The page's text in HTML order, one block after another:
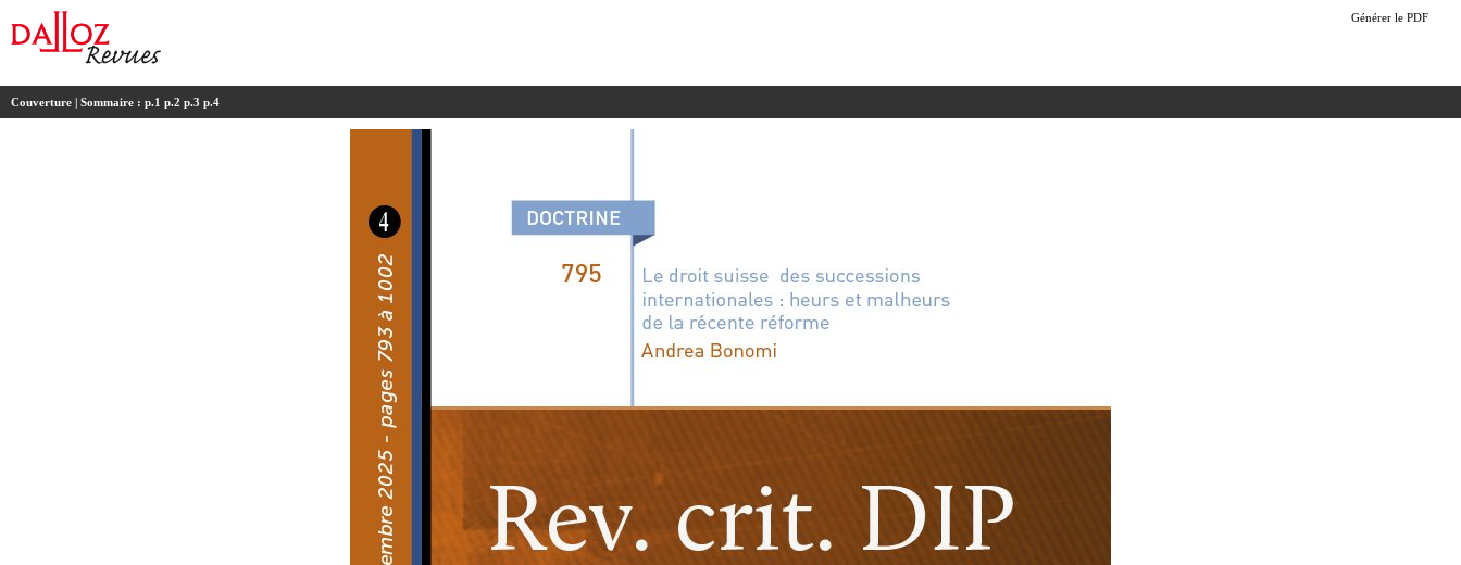
Générer le PDF
Couverture | Sommaire : p.1 p.2 p.3 p.4